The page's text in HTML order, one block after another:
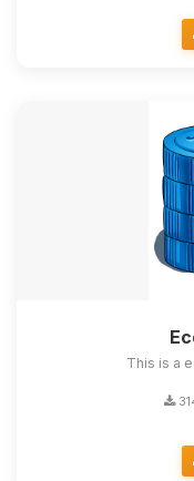
This is a